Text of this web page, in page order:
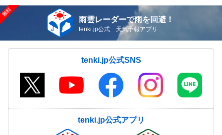
雨雲レーダーで雨を回避！
tenki.jp公式 天気予報アプリ
tenki.jp公式SNS
tenki.jp公式アプリ